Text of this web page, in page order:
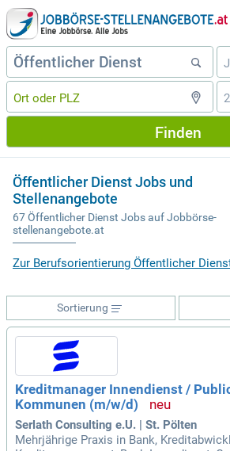
Finden
Öffentlicher Dienst Jobs und
Stellenangebote
67 Öffentlicher Dienst Jobs auf Jobbörse-
stellenangebote.at
Zur Berufsorientierung Öffentlicher
Sortierung
Kreditmanager Innendienst /
Kommunen (m/w/d)
Serlath Consulting e.U. | St. Pölten
Mehrjährige Praxis in Bank,